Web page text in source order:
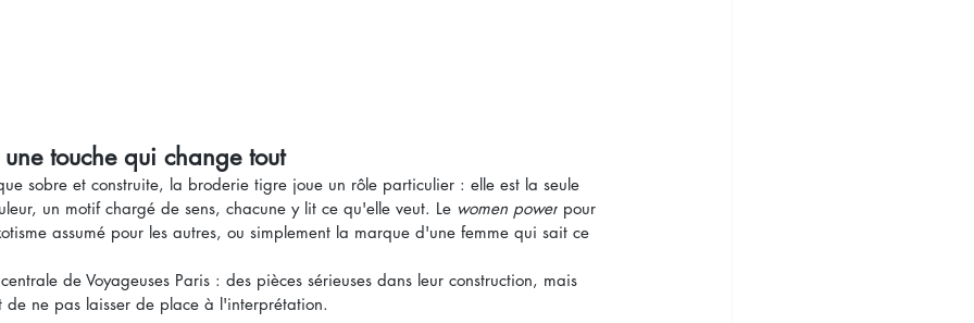
touche qui change tout
sobre et construite, la broderie tigre joue un rôle particulier : elle est la seule
un motif chargé de sens, chacune y lit ce qu'elle veut. Le women power pour
assumé pour les autres, ou simplement la marque d'une femme qui sait ce
de Voyageuses Paris : des pièces sérieuses dans leur construction, mais
de ne pas laisser de place à l'interprétation.